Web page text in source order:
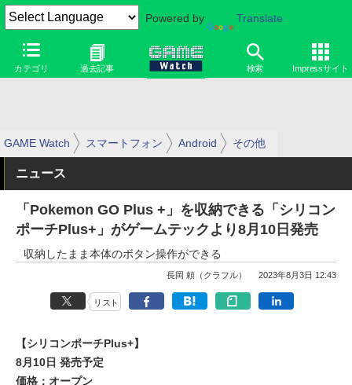
Powered by Translate
カテゴリ 過去記事 検索 Impressサイト
GAME Watch スマートフォン Android その他
ニュース
「Pokemon GO Plus +」を収納できる「シリコン
ポーチPlus+」がゲームテックより8月10日発売
収納したまま本体のボタン操作ができる
長岡 頼（クラフル） 2023年8月3日 12:43
リスト
【シリコンポーチPlus+】
8月10日 発売予定
価格：オープン